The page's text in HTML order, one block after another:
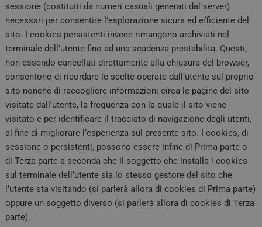
sessione (costituiti da numeri casuali generati dal server)
necessari per consentire l’esplorazione sicura ed efficiente del
sito. I cookies persistenti invece rimangono archiviati nel
terminale dell’utente fino ad una scadenza prestabilita. Questi,
non essendo cancellati direttamente alla chiusura del browser,
consentono di ricordare le scelte operate dall’utente sul proprio
sito nonché di raccogliere informazioni circa le pagine del sito
visitate dall’utente, la frequenza con la quale il sito viene
visitato e per identificare il tracciato di navigazione degli utenti,
al fine di migliorare l’esperienza sul presente sito. I cookies, di
sessione o persistenti, possono essere infine di Prima parte o
di Terza parte a seconda che il soggetto che installa i cookies
sul terminale dell’utente sia lo stesso gestore del sito che
l’utente sta visitando (si parlerà allora di cookies di Prima parte)
oppure un soggetto diverso (si parlerà allora di cookies di Terza
parte).